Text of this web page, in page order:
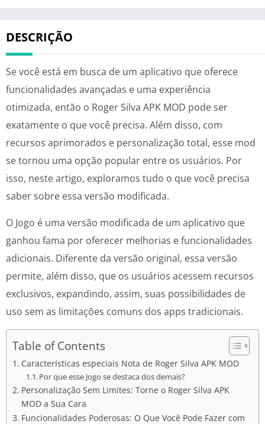
DESCRIÇÃO
Se você está em busca de um aplicativo que oferece
funcionalidades avançadas e uma experiência
otimizada, então o Roger Silva APK MOD pode ser
exatamente o que você precisa. Além disso, com
recursos aprimorados e personalização total, esse mod
se tornou uma opção popular entre os usuários. Por
isso, neste artigo, exploramos tudo o que você precisa
saber sobre essa versão modificada.
O Jogo é uma versão modificada de um aplicativo que
ganhou fama por oferecer melhorias e funcionalidades
adicionais. Diferente da versão original, essa versão
permite, além disso, que os usuários acessem recursos
exclusivos, expandindo, assim, suas possibilidades de
uso sem as limitações comuns dos apps tradicionais.
Table of Contents
Características especiais Nota de Roger Silva APK MOD
Por que esse Jogo se destaca dos demais?
Personalização Sem Limites: Torne o Roger Silva APK
MOD a Sua Cara
Funcionalidades Poderosas: O Que Você Pode Fazer com